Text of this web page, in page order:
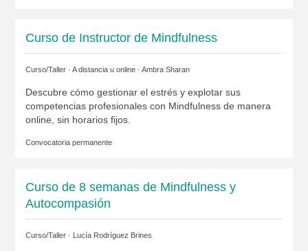
Curso de Instructor de Mindfulness
Curso/Taller · A distancia u online · Ambra Sharan
Descubre cómo gestionar el estrés y explotar sus
competencias profesionales con Mindfulness de manera
online, sin horarios fijos.
Convocatoria permanente
Curso de 8 semanas de Mindfulness y
Autocompasión
Curso/Taller · Lucía Rodríguez Brines